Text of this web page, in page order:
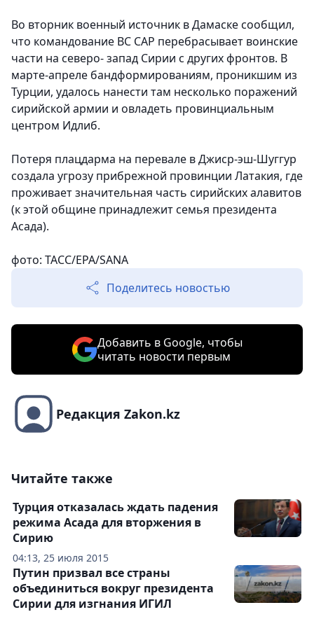
Во вторник военный источник в Дамаске сообщил,
что командование ВС САР перебрасывает воинские
части на северо- запад Сирии с других фронтов. В
марте-апреле бандформированиям, проникшим из
Турции, удалось нанести там несколько поражений
сирийской армии и овладеть провинциальным
центром Идлиб.
Потеря плацдарма на перевале в Джиср-эш-Шуггур
создала угрозу прибрежной провинции Латакия, где
проживает значительная часть сирийских алавитов
(к этой общине принадлежит семья президента
Асада).
фото: ТАСС/EPA/SANA
Поделитесь новостью
Добавить в Google, чтобы
читать новости первым
Редакция Zakon.kz
Читайте также
04:13, 25 июля 2015
Турция отказалась ждать падения
режима Асада для вторжения в
Сирию
Путин призвал все страны
объединиться вокруг президента
Сирии для изгнания ИГИЛ